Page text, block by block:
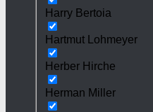
Harry Bertoia
Hartmut Lohmeyer
Herber Hirche
Herman Miller